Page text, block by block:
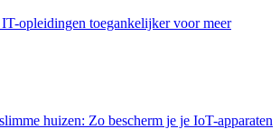
opleidingen toegankelijker voor meer
huizen: Zo bescherm je je IoT-apparaten